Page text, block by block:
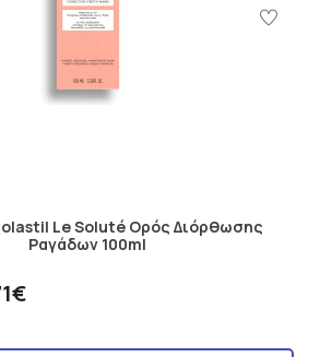
Le Soluté Ορός Διόρθωσης
Ραγάδων 100ml